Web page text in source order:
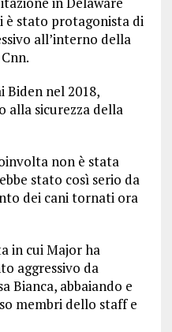
è stato protagonista di
all’interno della
Biden nel 2018,
alla sicurezza della
non è stata
stato così serio da
dei cani tornati ora
in cui Major ha
aggressivo da
Bianca, abbaiando e
membri dello staff e